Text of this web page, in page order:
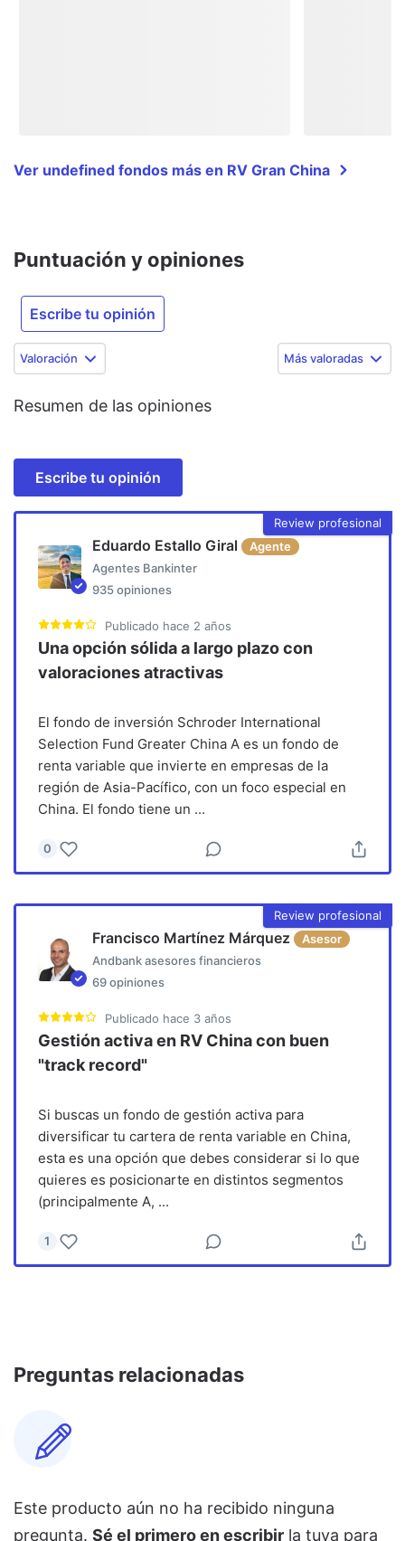
Ver undefined fondos más en RV Gran China
Puntuación y opiniones
Escribe tu opinión
Valoración Más valoradas
Resumen de las opiniones
Escribe tu opinión
Review profesional
Eduardo Estallo Giral
Agente
Agentes Bankinter
935 opiniones
Publicado hace 2 años
Una opción sólida a largo plazo con
valoraciones atractivas
El fondo de inversión Schroder International
Selection Fund Greater China A es un fondo de
renta variable que invierte en empresas de la
región de Asia-Pacífico, con un foco especial en
China. El fondo tiene un ...
0
Review profesional
Francisco Martínez Márquez
Asesor
Andbank asesores financieros
69 opiniones
Publicado hace 3 años
Gestión activa en RV China con buen
"track record"
Si buscas un fondo de gestión activa para
diversificar tu cartera de renta variable en China,
esta es una opción que debes considerar si lo que
quieres es posicionarte en distintos segmentos
(principalmente A, ...
1
Preguntas relacionadas
Este producto aún no ha recibido ninguna
pregunta. Sé el primero en escribir la tuya para